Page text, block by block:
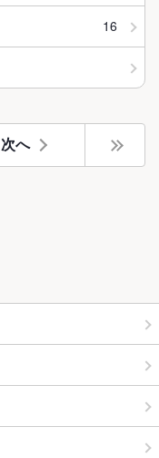
16
次へ